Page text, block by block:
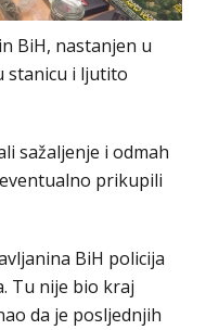
BiH, nastanjen u
stanicu i ljutito
sažaljenje i odmah
prikupili
BiH policija
Tu nije bio kraj
da je posljednjih